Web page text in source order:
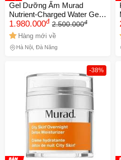
Gel Dưỡng Ẩm Murad
Nutrient-Charged Water Gel
50ml NK (Chính hãng)
1.980.000đ 2.500.000đ
Hàng mới về
Hà Nội, Đà Nẵng
-38%